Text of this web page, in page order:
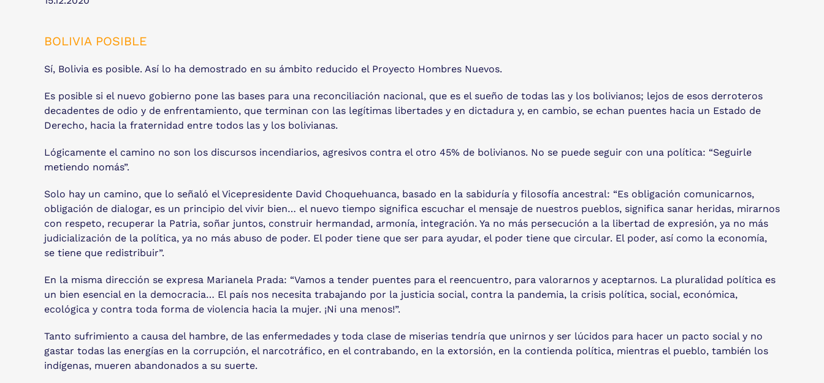
BOLIVIA POSIBLE
Sí, Bolivia es posible. Así lo ha demostrado en su ámbito reducido el Proyecto Hombres Nuevos.
Es posible si el nuevo gobierno pone las bases para una reconciliación nacional, que es el sueño de todas las y los bolivianos; lejos de esos derroteros
decadentes de odio y de enfrentamiento, que terminan con las legítimas libertades y en dictadura y, en cambio, se echan puentes hacia un Estado de
Derecho, hacia la fraternidad entre todos las y los bolivianas.
Lógicamente el camino no son los discursos incendiarios, agresivos contra el otro 45% de bolivianos. No se puede seguir con una política: “Seguirle
metiendo nomás”.
Solo hay un camino, que lo señaló el Vicepresidente David Choquehuanca, basado en la sabiduría y filosofía ancestral: “Es obligación comunicarnos,
obligación de dialogar, es un principio del vivir bien… el nuevo tiempo significa escuchar el mensaje de nuestros pueblos, significa sanar heridas, mirarnos
con respeto, recuperar la Patria, soñar juntos, construir hermandad, armonía, integración. Ya no más persecución a la libertad de expresión, ya no más
judicialización de la política, ya no más abuso de poder. El poder tiene que ser para ayudar, el poder tiene que circular. El poder, así como la economía,
se tiene que redistribuir”.
En la misma dirección se expresa Marianela Prada: “Vamos a tender puentes para el reencuentro, para valorarnos y aceptarnos. La pluralidad política es
un bien esencial en la democracia… El país nos necesita trabajando por la justicia social, contra la pandemia, la crisis política, social, económica,
ecológica y contra toda forma de violencia hacia la mujer. ¡Ni una menos!”.
Tanto sufrimiento a causa del hambre, de las enfermedades y toda clase de miserias tendría que unirnos y ser lúcidos para hacer un pacto social y no
gastar todas las energías en la corrupción, el narcotráfico, en el contrabando, en la extorsión, en la contienda política, mientras el pueblo, también los
indígenas, mueren abandonados a su suerte.